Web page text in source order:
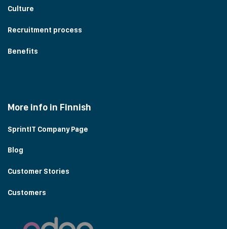
Culture
Recruitment process
Benefits
More info in Finnish
SprintIT Company Page
Blog
Customer Stories
Customers